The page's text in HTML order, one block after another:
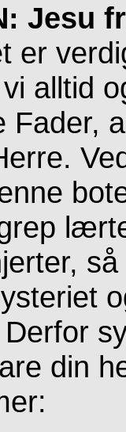
Jesu
er
alltid
Fader,
din